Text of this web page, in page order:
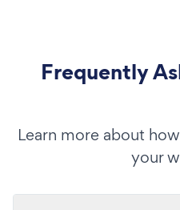
Frequently
Learn more about
your